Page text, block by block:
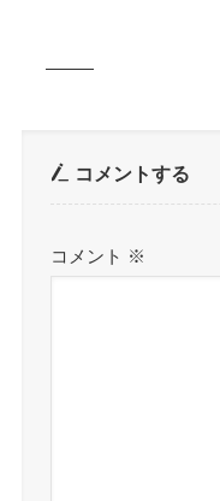
コメントする
コメント ※